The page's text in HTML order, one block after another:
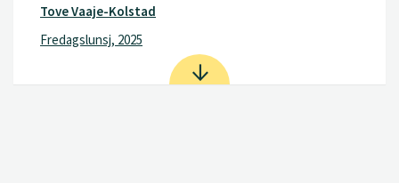
Tove Vaaje-Kolstad
Fredagslunsj, 2025